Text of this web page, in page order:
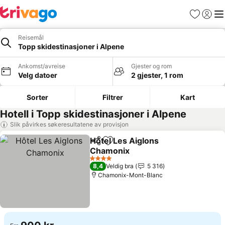
Favoritter
Logg
Reisemål
Topp skidestinasjoner i Alpene
Ankomst/avreise
Velg datoer
Gjester og rom
2 gjester, 1 rom
Sorter Filtrer Kart
Hotell i Topp skidestinasjoner i Alpene
Slik påvirkes søkeresultatene av provisjon
Del Legg til i favoritter
Hôtel Les Aiglons
Chamonix
Se priser
4 Stjerner
8,4 Veldig bra
5 316
Chamonix-Mont-Blanc